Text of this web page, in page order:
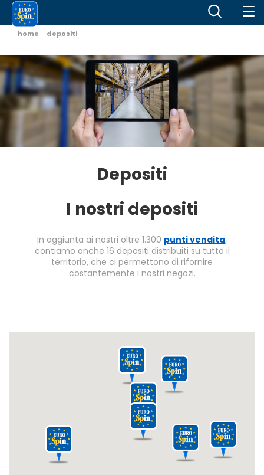
home depositi
Depositi
I nostri depositi
In aggiunta ai nostri oltre 1.300 punti vendita,
contiamo anche 16 depositi distribuiti su tutto il
territorio, che ci permettono di rifornire
costantemente i nostri negozi.